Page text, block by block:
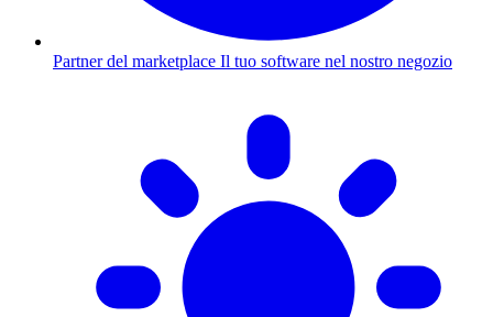
Partner del marketplace Il tuo software nel nostro negozio